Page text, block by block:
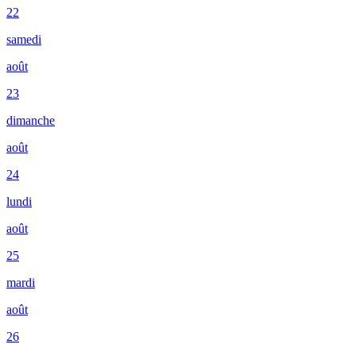
22
samedi
août
23
dimanche
août
24
lundi
août
25
mardi
août
26